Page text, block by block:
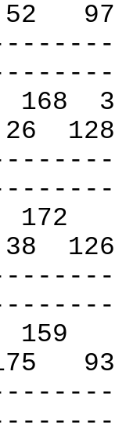
52
97
168
26
128
172
38
126
159
93